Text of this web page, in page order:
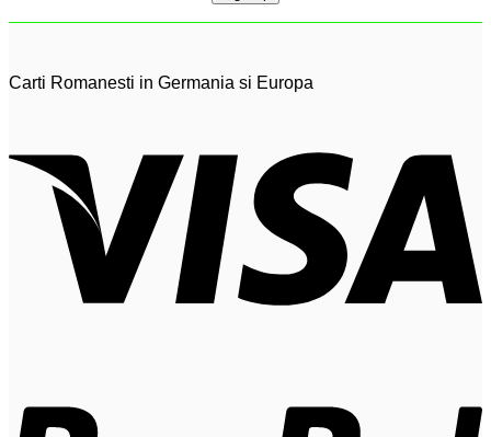
Carti Romanesti in Germania si Europa